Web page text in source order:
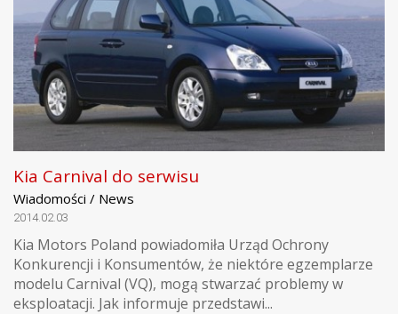
Kia Carnival do serwisu
Wiadomości / News
2014.02.03
Kia Motors Poland powiadomiła Urząd Ochrony
Konkurencji i Konsumentów, że niektóre egzemplarze
modelu Carnival (VQ), mogą stwarzać problemy w
eksploatacji. Jak informuje przedstawi...